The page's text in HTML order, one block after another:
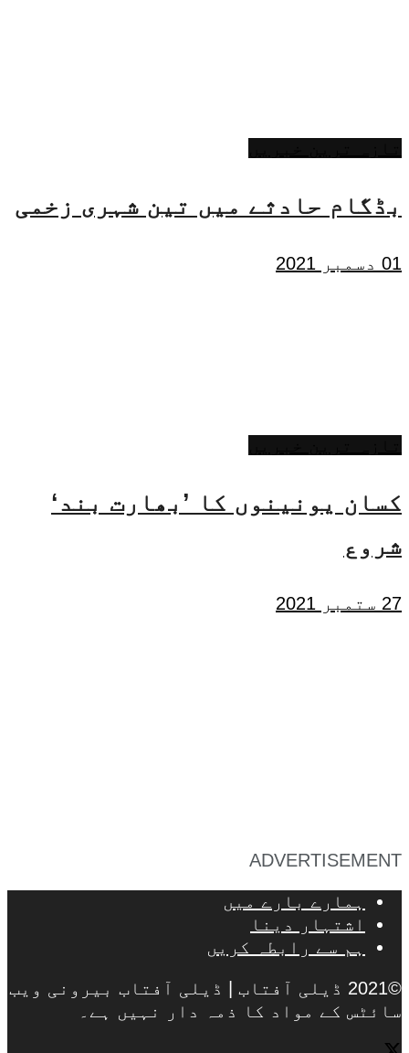
بڈگام حادثے میں تین شہری زخمی
01 دسمبر 2021
کسان یونینوں کا ’بھارت بند‘
شروع
27 ستمبر 2021
ADVERTISEMENT
ہمارے بارے میں
اشتہار دینا
ہم سے رابطہ کریں
©2021 ڈیلی آفتاب | ڈیلی آفتاب بیرونی ویب
سائٹس کے مواد کا ذمہ دار نہیں ہے۔